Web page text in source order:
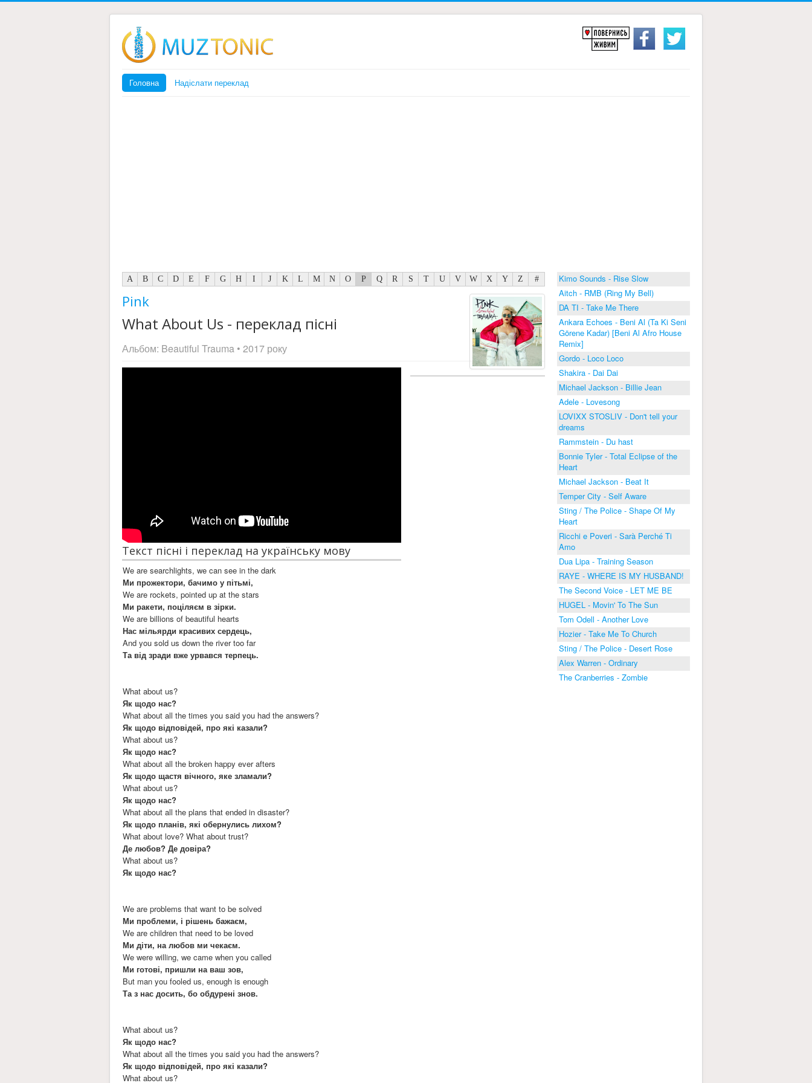
Головна Надіслати переклад
A B C D E F G H I J K L M N O P Q R S T U V W X Y Z #
Pink
What About Us - переклад пісні
Альбом: Beautiful Trauma • 2017 року
Текст пісні і переклад на українську мову
We are searchlights, we can see in the dark
Ми прожектори, бачимо у пітьмі,
We are rockets, pointed up at the stars
Ми ракети, поціляєм в зірки.
We are billions of beautiful hearts
Нас мільярди красивих сердець,
And you sold us down the river too far
Та від зради вже урвався терпець.
What about us?
Як щодо нас?
What about all the times you said you had the answers?
Як щодо відповідей, про які казали?
What about us?
Як щодо нас?
What about all the broken happy ever afters
Як щодо щастя вічного, яке зламали?
What about us?
Як щодо нас?
What about all the plans that ended in disaster?
Як щодо планів, які обернулись лихом?
What about love? What about trust?
Де любов? Де довіра?
What about us?
Як щодо нас?
We are problems that want to be solved
Ми проблеми, і рішень бажаєм,
We are children that need to be loved
Ми діти, на любов ми чекаєм.
We were willing, we came when you called
Ми готові, пришли на ваш зов,
But man you fooled us, enough is enough
Та з нас досить, бо обдурені знов.
What about us?
Як щодо нас?
What about all the times you said you had the answers?
Як щодо відповідей, про які казали?
What about us?
Kimo Sounds - Rise Slow
Aitch - RMB (Ring My Bell)
DA TI - Take Me There
Ankara Echoes - Beni Al (Ta Ki Seni
Görene Kadar) [Beni Al Afro House
Remix]
Gordo - Loco Loco
Shakira - Dai Dai
Michael Jackson - Billie Jean
Adele - Lovesong
LOVIXX STOSLIV - Don't tell your
dreams
Rammstein - Du hast
Bonnie Tyler - Total Eclipse of the
Heart
Michael Jackson - Beat It
Temper City - Self Aware
Sting / The Police - Shape Of My
Heart
Ricchi e Poveri - Sarà Perché Ti
Amo
Dua Lipa - Training Season
RAYE - WHERE IS MY HUSBAND!
The Second Voice - LET ME BE
HUGEL - Movin' To The Sun
Tom Odell - Another Love
Hozier - Take Me To Church
Sting / The Police - Desert Rose
Alex Warren - Ordinary
The Cranberries - Zombie